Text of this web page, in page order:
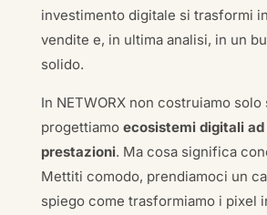
investimento digitale si trasformi
vendite e, in ultima analisi, in un
solido.
In NETWORX non costruiamo solo
progettiamo ecosistemi digitali
prestazioni. Ma cosa significa
Mettiti comodo, prendiamoci un
spiego come trasformiamo i pixel